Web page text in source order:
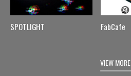
SPOTLIGHT FabCafe
VIEW MORE